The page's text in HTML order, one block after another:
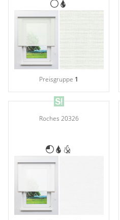
Preisgruppe 1
Roches 20326